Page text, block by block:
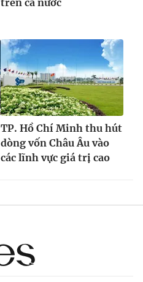
TP. Hồ Chí Minh thu hút
dòng vốn Châu Âu vào
các lĩnh vực giá trị cao